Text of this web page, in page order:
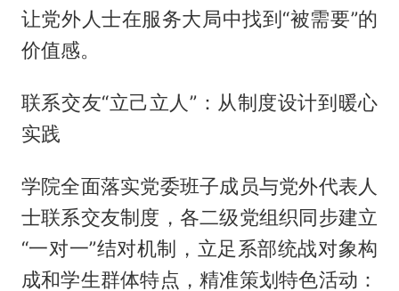
让党外人士在服务大局中找到“被需要”的
价值感。
联系交友“立己立人”：从制度设计到暖心
实践
学院全面落实党委班子成员与党外代表人
士联系交友制度，各二级党组织同步建立
“一对一”结对机制，立足系部统战对象构
成和学生群体特点，精准策划特色活动：